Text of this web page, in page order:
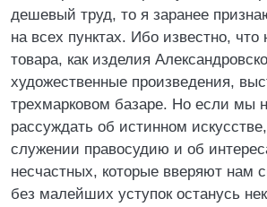
дешевый труд, то я заранее
на всех пунктах. Ибо известно, что
товара, как изделия
художественные произведения,
трехмарковом базаре. Но если мы
рассуждать об истинном
служении правосудию и об
несчастных, которые вверяют нам
без малейших уступок останусь